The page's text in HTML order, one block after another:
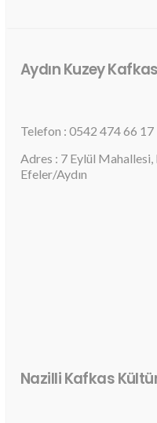
Aydın Kuzey
Telefon : 0542 474 66 17
Adres : 7 Eylül Mahallesi,
Efeler/Aydın
Nazilli Kafkas